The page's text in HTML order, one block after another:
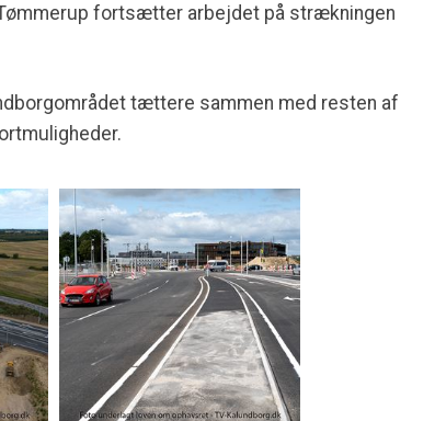
fortsætter arbejdet på strækningen
tættere sammen med resten af